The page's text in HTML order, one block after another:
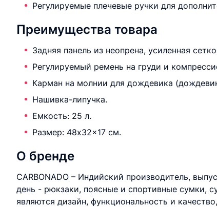
Регулируемые плечевые ручки для
Преимущества товара
Задняя панель из неопрена, усиленная
Регулируемый ремень на груди и
Карман на молнии для дождевика
Нашивка-липучка.
Емкость: 25 л.
Размер: 48x32x17 см.
О бренде
CARBONADO – Индийский производитель,
день - рюкзаки, поясные и спортивные сумки,
являются дизайн, функциональность и